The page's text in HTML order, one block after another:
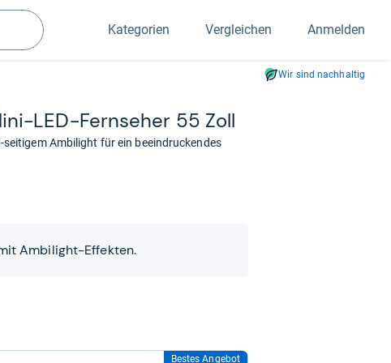
Suchen
Kategorien Vergleichen Anmelden
Wir sind nachhaltig
​LED-​Fern­se­her 55 Zoll
seitigem Ambilight für ein beeindruckendes
Ambilight-Effekten.
Bestes Angebot